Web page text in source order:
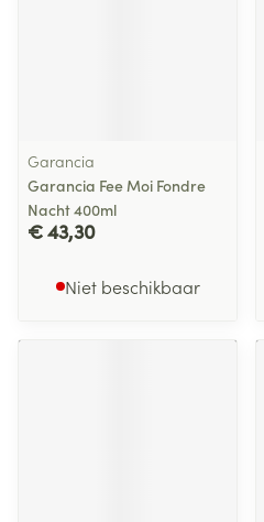
Garancia
Garancia Fee Moi Fondre
Nacht 400ml
€ 43,30
Niet beschikbaar